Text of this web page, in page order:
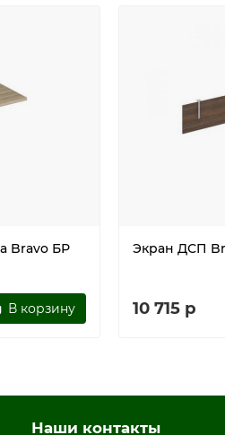
Bravo БР
В корзину
Экран ДСП
10 715 р
Наши контакты